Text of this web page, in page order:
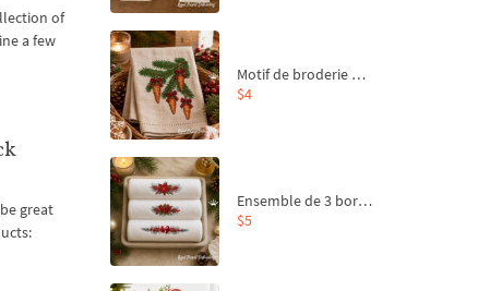
of
a few
great
Motif de broderie machine Branche de sapin et carottes - 4 tailles
$4
Ensemble de 3 bordures de Noël pour broderie machine
$5